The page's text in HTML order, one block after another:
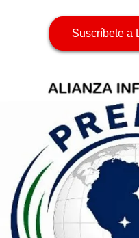
Suscríbete a